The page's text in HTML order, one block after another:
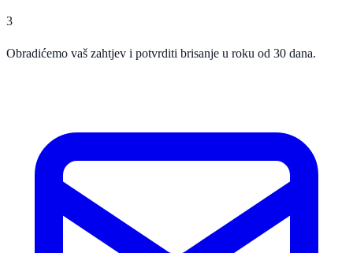
3
Obradićemo vaš zahtjev i potvrditi brisanje u roku od 30 dana.